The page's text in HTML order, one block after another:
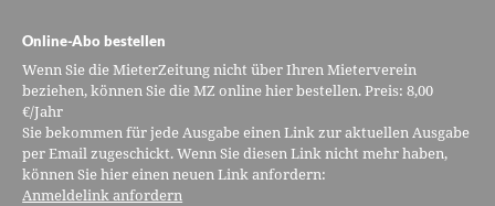
Online-Abo bestellen
Wenn Sie die MieterZeitung nicht über Ihren Mieterverein
beziehen, können Sie die MZ online hier bestellen. Preis: 8,00
€/Jahr
Sie bekommen für jede Ausgabe einen Link zur aktuellen Ausgabe
per Email zugeschickt. Wenn Sie diesen Link nicht mehr haben,
können Sie hier einen neuen Link anfordern:
Anmeldelink anfordern